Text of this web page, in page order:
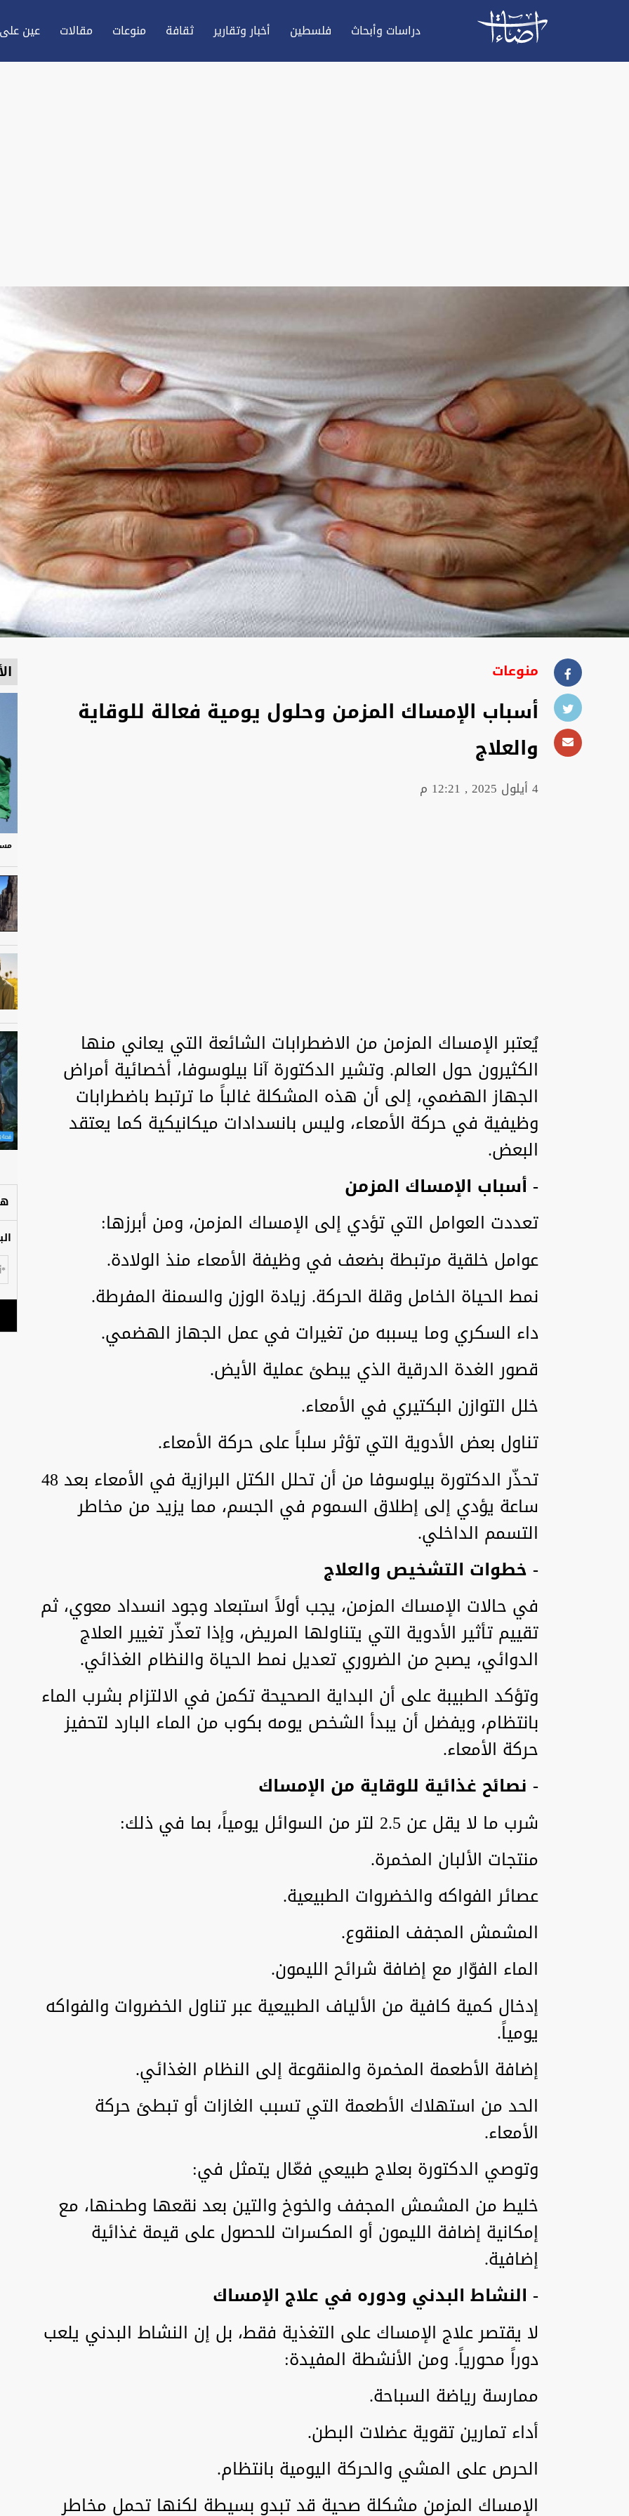
دراسات وأبحاث فلسطين أخبار وتقارير ثقافة منوعات مقالات عين
منوعات
أسباب الإمساك المزمن وحلول يومية فعالة للوقاية
والعلاج
4 أيلول 2025 , 12:21 م
يُعتبر الإمساك المزمن من الاضطرابات الشائعة التي يعاني منها
الكثيرون حول العالم. وتشير الدكتورة آنا بيلوسوفا، أخصائية أمراض
الجهاز الهضمي، إلى أن هذه المشكلة غالباً ما ترتبط باضطرابات
وظيفية في حركة الأمعاء، وليس بانسدادات ميكانيكية كما يعتقد
البعض.
- أسباب الإمساك المزمن
تعددت العوامل التي تؤدي إلى الإمساك المزمن، ومن أبرزها:
عوامل خلقية مرتبطة بضعف في وظيفة الأمعاء منذ الولادة.
نمط الحياة الخامل وقلة الحركة. زيادة الوزن والسمنة المفرطة.
داء السكري وما يسببه من تغيرات في عمل الجهاز الهضمي.
قصور الغدة الدرقية الذي يبطئ عملية الأيض.
خلل التوازن البكتيري في الأمعاء.
تناول بعض الأدوية التي تؤثر سلباً على حركة الأمعاء.
تحذّر الدكتورة بيلوسوفا من أن تحلل الكتل البرازية في الأمعاء بعد 48
ساعة يؤدي إلى إطلاق السموم في الجسم، مما يزيد من مخاطر
التسمم الداخلي.
- خطوات التشخيص والعلاج
في حالات الإمساك المزمن، يجب أولاً استبعاد وجود انسداد معوي، ثم
تقييم تأثير الأدوية التي يتناولها المريض، وإذا تعذّر تغيير العلاج
الدوائي، يصبح من الضروري تعديل نمط الحياة والنظام الغذائي.
وتؤكد الطبيبة على أن البداية الصحيحة تكمن في الالتزام بشرب الماء
بانتظام، ويفضل أن يبدأ الشخص يومه بكوب من الماء البارد لتحفيز
حركة الأمعاء.
- نصائح غذائية للوقاية من الإمساك
شرب ما لا يقل عن 2.5 لتر من السوائل يومياً، بما في ذلك:
منتجات الألبان المخمرة.
عصائر الفواكه والخضروات الطبيعية.
المشمش المجفف المنقوع.
الماء الفوّار مع إضافة شرائح الليمون.
إدخال كمية كافية من الألياف الطبيعية عبر تناول الخضروات والفواكه
يومياً.
إضافة الأطعمة المخمرة والمنقوعة إلى النظام الغذائي.
الحد من استهلاك الأطعمة التي تسبب الغازات أو تبطئ حركة
الأمعاء.
وتوصي الدكتورة بعلاج طبيعي فعّال يتمثل في:
خليط من المشمش المجفف والخوخ والتين بعد نقعها وطحنها، مع
إمكانية إضافة الليمون أو المكسرات للحصول على قيمة غذائية
إضافية.
- النشاط البدني ودوره في علاج الإمساك
لا يقتصر علاج الإمساك على التغذية فقط، بل إن النشاط البدني يلعب
دوراً محورياً. ومن الأنشطة المفيدة:
ممارسة رياضة السباحة.
أداء تمارين تقوية عضلات البطن.
الحرص على المشي والحركة اليومية بانتظام.
الإمساك المزمن مشكلة صحية قد تبدو بسيطة لكنها تحمل مخاطر